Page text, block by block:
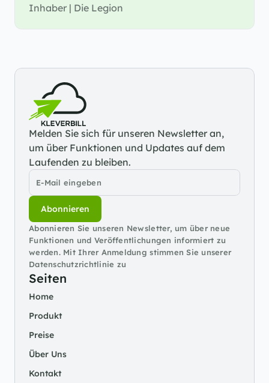
Inhaber | Die Legion
Melden Sie sich für unseren Newsletter an,
um über Funktionen und Updates auf dem
Laufenden zu bleiben.
Abonnieren
Abonnieren Sie unseren Newsletter, um über neue
Funktionen und Veröffentlichungen informiert zu
werden. Mit Ihrer Anmeldung stimmen Sie unserer
Datenschutzrichtlinie zu
Seiten
Home
Produkt
Preise
Über Uns
Kontakt